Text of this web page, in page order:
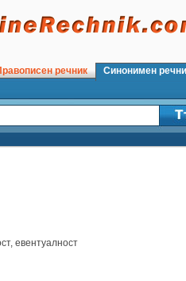
речник Синонимен
евентуалност